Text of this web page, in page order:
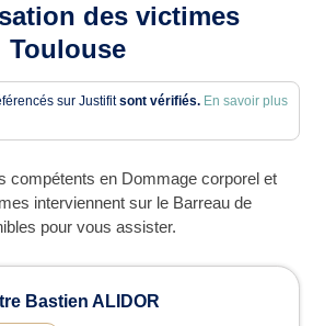
des victimes
Toulouse
sur Justifitsont vérifiés. En savoir plus
compétents en Dommage corporel et
interviennent sur le Barreau de
pour vous assister.
corporel et
Bastien ALIDOR